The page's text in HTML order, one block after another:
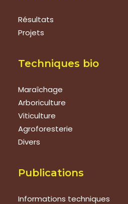
Résultats
Projets
Techniques bio
Maraîchage
Arboriculture
Viticulture
Agroforesterie
Divers
Publications
Informations techniques